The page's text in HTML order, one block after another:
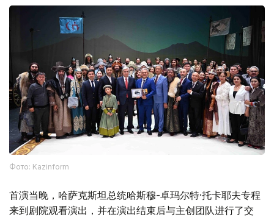
Фото: Kazinform
首演当晚，哈萨克斯坦总统哈斯穆-卓玛尔特·托卡耶夫专程
来到剧院观看演出，并在演出结束后与主创团队进行了交